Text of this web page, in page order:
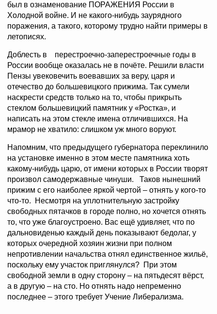
был в ознаменование ПОРАЖЕНИЯ России в
Холодной войне. И не какого-нибудь заурядного
поражения, а такого, которому трудно найти примеры в
летописях.
Доблесть в перестроечно-заперестроечные годы в
России вообще оказалась не в почёте. Решили власти
Пензы увековечить воевавших за веру, царя и
отечество до большевицкого прижима. Так сумели
наскрести средств только на то, чтобы прикрыть
стеклом большевицкий памятник у «Ростка», и
написать на этом стекле имена отличившихся. На
мрамор не хватило: слишком уж много воруют.
Напомним, что предыдущего губернатора переклинило
на установке именно в этом месте памятника хоть
какому-нибудь царю, от имени которых в России творят
произвол самодержавные чинуши. Таков нынешний
прижим с его наиболее яркой чертой – отнять у кого-то
что-то. Несмотря на уплотнительную застройку
свободных пятачков в городе полно, но хочется отнять
то, что уже благоустроено. Вас ещё удивляет, что по
дальновиденью каждый день показывают бедолаг, у
которых очередной хозяин жизни при полном
непротивлении начальства отнял единственное жильё,
поскольку ему участок приглянулся? При этом
свободной земли в одну сторону – на пятьдесят вёрст,
а в другую – на сто. Но отнять надо непременно
последнее – этого требует Учение Либерализма.